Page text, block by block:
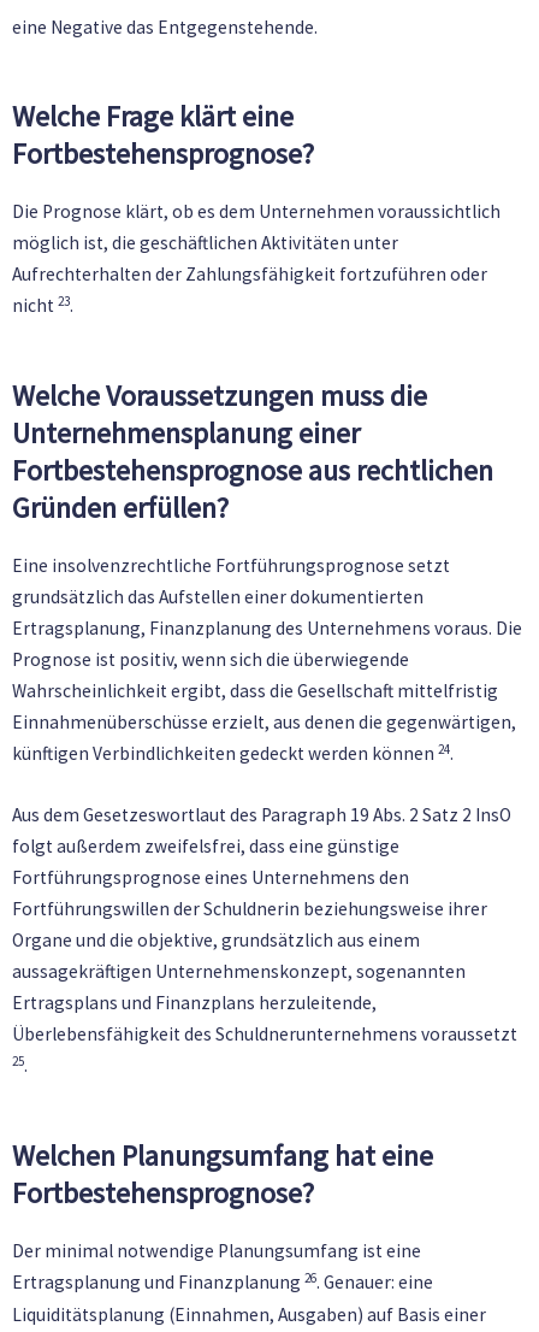
eine Negative das Entgegenstehende.
Welche Frage klärt eine
Fortbestehensprognose?
Die Prognose klärt, ob es dem Unternehmen voraussichtlich
möglich ist, die geschäftlichen Aktivitäten unter
Aufrechterhalten der Zahlungsfähigkeit fortzuführen oder
nicht 23.
Welche Voraussetzungen muss die
Unternehmensplanung einer
Fortbestehensprognose aus rechtlichen
Gründen erfüllen?
Eine insolvenzrechtliche Fortführungsprognose setzt
grundsätzlich das Aufstellen einer dokumentierten
Ertragsplanung, Finanzplanung des Unternehmens voraus. Die
Prognose ist positiv, wenn sich die überwiegende
Wahrscheinlichkeit ergibt, dass die Gesellschaft mittelfristig
Einnahmenüberschüsse erzielt, aus denen die gegenwärtigen,
künftigen Verbindlichkeiten gedeckt werden können 24.
Aus dem Gesetzeswortlaut des Paragraph 19 Abs. 2 Satz 2 InsO
folgt außerdem zweifelsfrei, dass eine günstige
Fortführungsprognose eines Unternehmens den
Fortführungswillen der Schuldnerin beziehungsweise ihrer
Organe und die objektive, grundsätzlich aus einem
aussagekräftigen Unternehmenskonzept, sogenannten
Ertragsplans und Finanzplans herzuleitende,
Überlebensfähigkeit des Schuldnerunternehmens voraussetzt
25.
Welchen Planungsumfang hat eine
Fortbestehensprognose?
Der minimal notwendige Planungsumfang ist eine
Ertragsplanung und Finanzplanung 26. Genauer: eine
Liquiditätsplanung (Einnahmen, Ausgaben) auf Basis einer